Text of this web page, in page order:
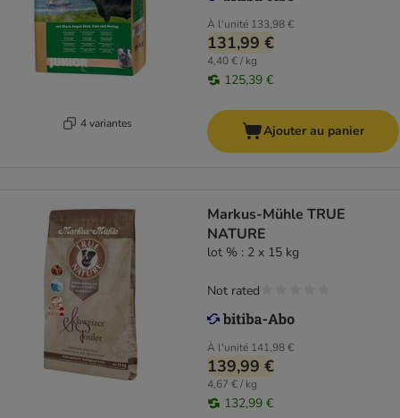
4 variantes
À l'unité 133,98 €
131,99 €
4,40 € / kg
125,39 €
Ajouter au panier
Markus-Mühle TRUE
NATURE
lot % : 2 x 15 kg
À l'unité 141,98 €
139,99 €
4,67 € / kg
132,99 €
Not rated